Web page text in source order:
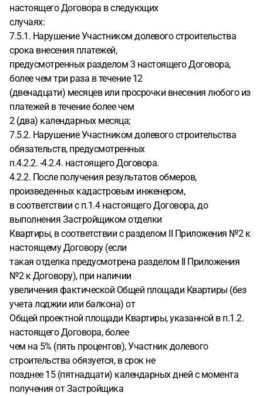
настоящего Договора в следующих
случаях:
7.5.1. Нарушение Участником долевого строительства
срока внесения платежей,
предусмотренных разделом 3 настоящего Договора,
более чем три раза в течение 12
(двенадцати) месяцев или просрочки внесения любого из
платежей в течение более чем
2 (два) календарных месяца;
7.5.2. Нарушение Участником долевого строительства
обязательств, предусмотренных
п.4.2.2. -4.2.4. настоящего Договора.
4.2.2. После получения результатов обмеров,
произведенных кадастровым инженером,
в соответствии с п.1.4 настоящего Договора, до
выполнения Застройщиком отделки
Квартиры, в соответствии с разделом II Приложения №2 к
настоящему Договору (если
такая отделка предусмотрена разделом II Приложения
№2 к Договору), при наличии
увеличения фактической Общей площади Квартиры (без
учета лоджии или балкона) от
Общей проектной площади Квартиры, указанной в п.1.2.
настоящего Договора, более
чем на 5% (пять процентов), Участник долевого
строительства обязуется, в срок не
позднее 15 (пятнадцати) календарных дней с момента
получения от Застройщика